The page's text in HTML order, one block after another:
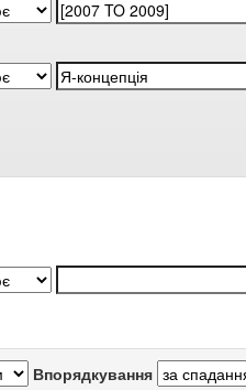
Впорядкування